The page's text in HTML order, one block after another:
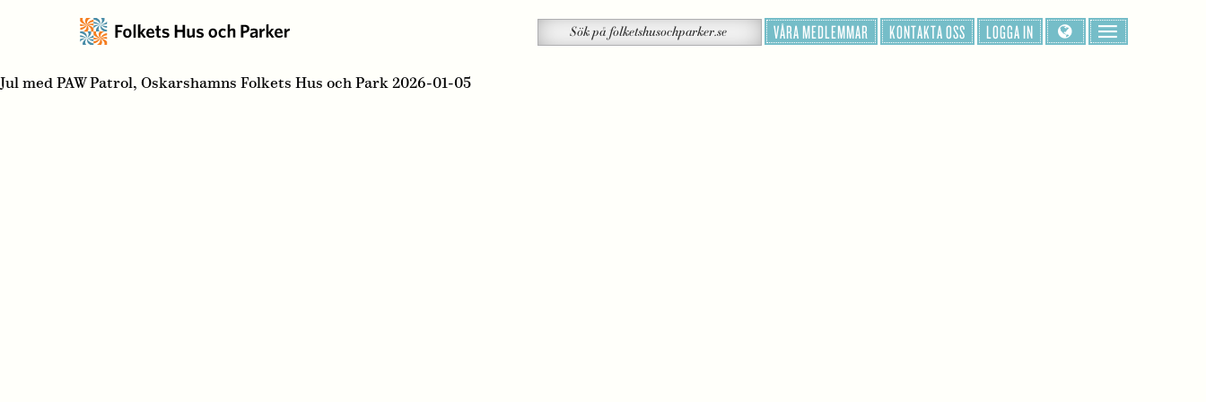
på
Sök VÅRA MEDLEMMAR KONTAKTA OSS LOGGA IN
Jul med PAW Patrol, Oskarshamns Folkets Hus och Park 2026-01-05